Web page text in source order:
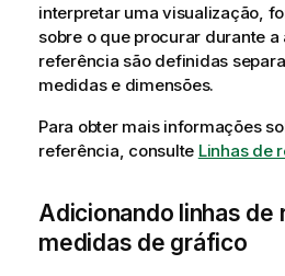
interpretar uma visualização,
sobre o que procurar durante a
referência são definidas
medidas e dimensões.
Para obter mais informações
referência, consulte Linhas de
Adicionando linhas de
medidas de gráfico